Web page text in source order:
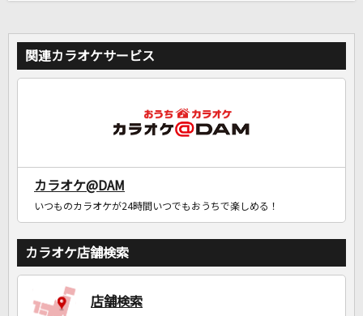
関連カラオケサービス
カラオケ@DAM
いつものカラオケが24時間いつでもおうちで楽しめる！
カラオケ店舗検索
店舗検索